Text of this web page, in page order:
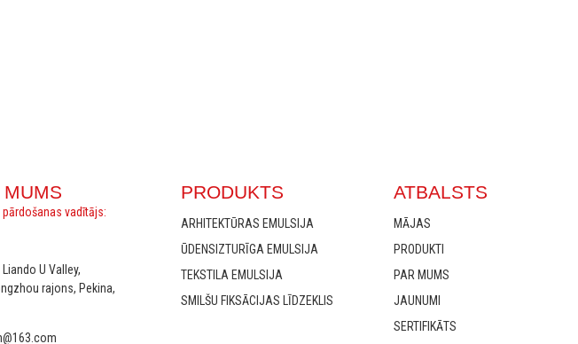
MUMS
vadītājs:
U Valley,
rajons, Pekina,
PRODUKTS
ARHITEKTŪRAS EMULSIJA
ŪDENSIZTURĪGA EMULSIJA
TEKSTILA EMULSIJA
SMILŠU FIKSĀCIJAS LĪDZEKLIS
ATBALSTS
MĀJAS
PRODUKTI
PAR MUMS
JAUNUMI
SERTIFIKĀTS